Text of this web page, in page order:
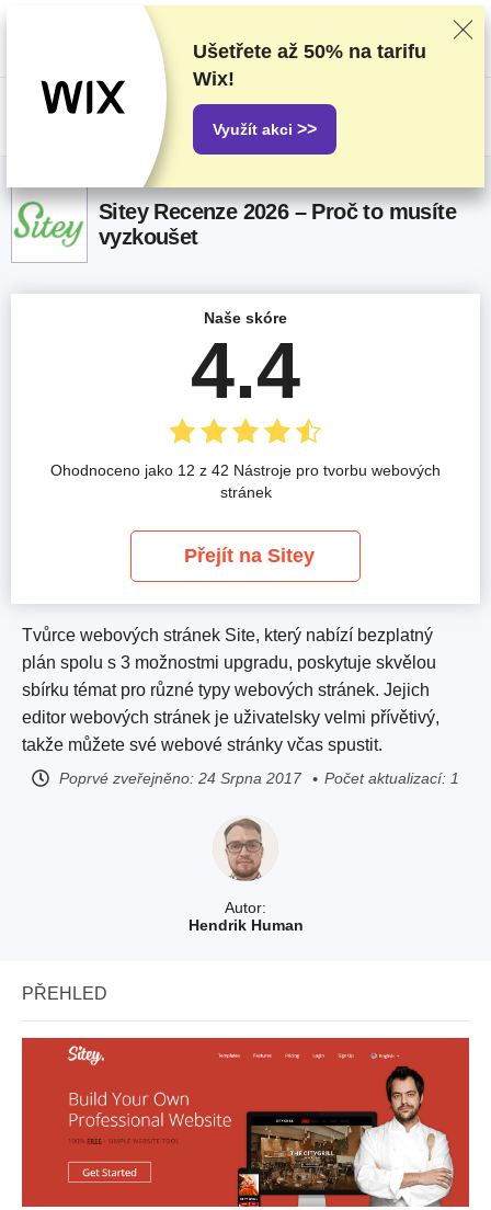
Poskytovatele hodnotíme na základě důkladného testování a průzkumu,
ale také s ohledem na vaši zpětnou vazbu a naše obchodní dohody s
poskytovateli. Tato stránka obsahuje partnerské odkazy.Prohlášení o
Sitey Recenze 2026 – Proč to musíte
vyzkoušet
Autor:
Hendrik Human
Tvůrce webových stránek Site, který nabízí bezplatný
plán spolu s 3 možnostmi upgradu, poskytuje skvělou
sbírku témat pro různé typy webových stránek. Jejich
editor webových stránek je uživatelsky velmi přívětivý,
takže můžete své webové stránky včas spustit.
Poprvé zveřejněno: 24 Srpna 2017 Počet aktualizací: 1
Naše skóre
4.4
Ohodnoceno jako 12 z 42 Nástroje pro tvorbu webových
stránek
Přejít na Sitey
PŘEHLED
Ušetřete až 50% na tarifu
Wix!
Využít akci >>